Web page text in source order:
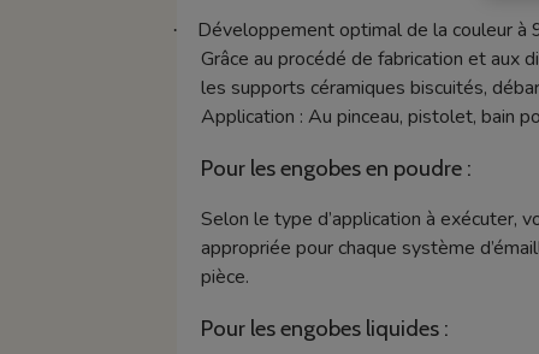
·
Développement optimal de la couleur à
Grâce au procédé de fabrication et aux
les supports céramiques biscuités,
Application : Au pinceau, pistolet, bain
Pour les engobes en poudre :
Selon le type d’application à exécuter,
appropriée pour chaque système
pièce.
Pour les engobes liquides :